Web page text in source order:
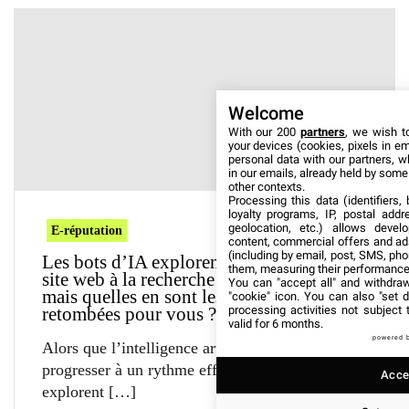
E-réputation
Les bots d’IA explorent sans cesse votre
site web à la recherche d’informations,
mais quelles en sont les véritables
retombées pour vous ?
Alors que l’intelligence artificielle continue de
progresser à un rythme effréné, les bots d’IA
explorent
Welcome
With our 200partners, we wish
your devices (cookies, pixels in
personal data with our partners,
in our emails, already held by
other contexts.
Processing this data (identifiers,
loyalty programs, IP, postal
geolocation, etc.) allows
content, commercial offers and
(including by email, post, SMS,
them, measuring their
You can "accept all" and
"cookie" icon. You can also "set
processing activities not subject
valid for 6 months.
powered